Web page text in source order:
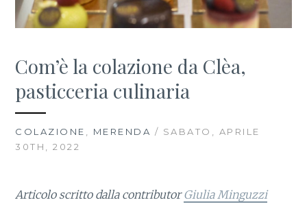
Com’è la colazione da Clèa,
pasticceria culinaria
COLAZIONE , MERENDA / SABATO, APRILE
30TH, 2022
Articolo scritto dalla contributorGiulia Minguzzi